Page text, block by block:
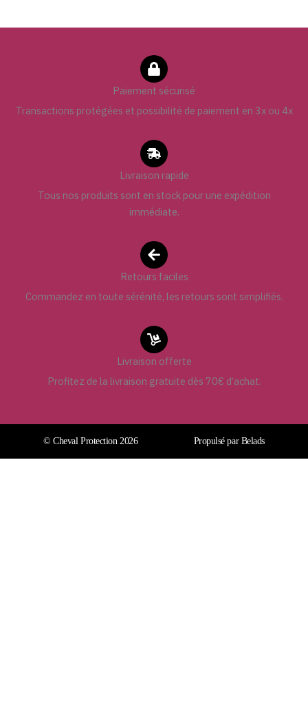
Paiement sécurisé
Transactions protégées et possibilité de paiement en 3x ou 4x
Livraison rapide
Tous nos produits sont en stock pour une expédition
immédiate.
Retours faciles
Commandez en toute sérénité, les retours sont simplifiés.
Livraison offerte
Profitez de la livraison gratuite dès 70€ d’achat.
© Cheval Protection 2026 Propulsé par Belads